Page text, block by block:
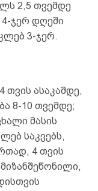
2,5 თვემდე
4-ჯერ დღეში
3-ჯერ.
თვის ასაკამდე,
8-10 თვემდე;
მასის
საკვებს,
4 თვის